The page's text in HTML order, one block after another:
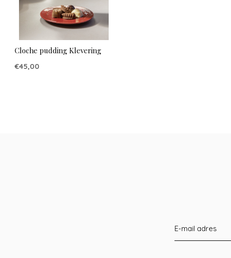
Cloche pudding Klevering
€45,00